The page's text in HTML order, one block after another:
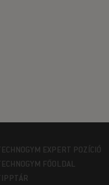
TECHNOGYM EXPERT POZÍCIÓ
TECHNOGYM FŐOLDAL
TIPPTÁR